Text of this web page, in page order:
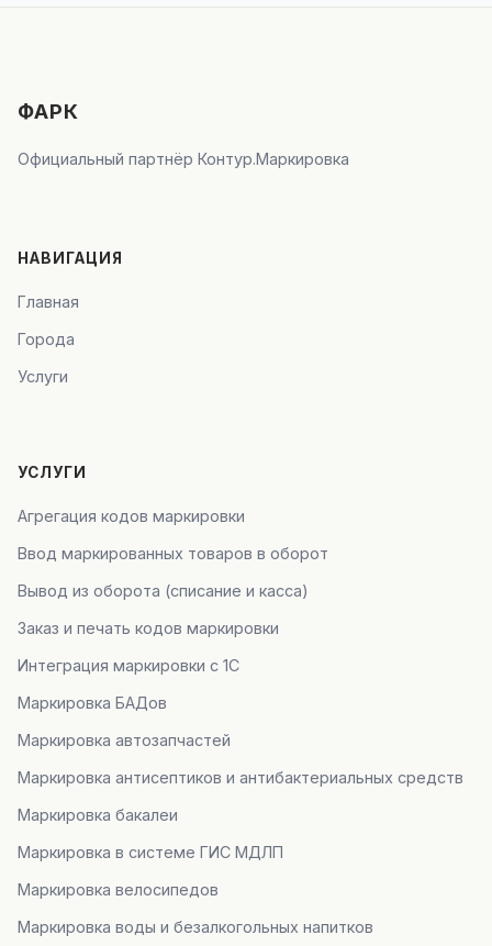
ФАРК
Официальный партнёр Контур.Маркировка
НАВИГАЦИЯ
Главная
Города
Услуги
УСЛУГИ
Агрегация кодов маркировки
Ввод маркированных товаров в оборот
Вывод из оборота (списание и касса)
Заказ и печать кодов маркировки
Интеграция маркировки с 1С
Маркировка БАДов
Маркировка автозапчастей
Маркировка антисептиков и антибактериальных средств
Маркировка бакалеи
Маркировка в системе ГИС МДЛП
Маркировка велосипедов
Маркировка воды и безалкогольных напитков